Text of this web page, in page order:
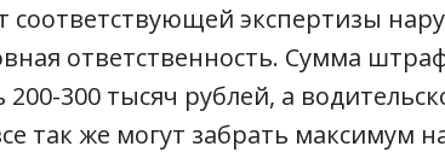
соответствующей экспертизы
ответственность. Сумма
200-300 тысяч рублей, а
так же могут забрать максимум